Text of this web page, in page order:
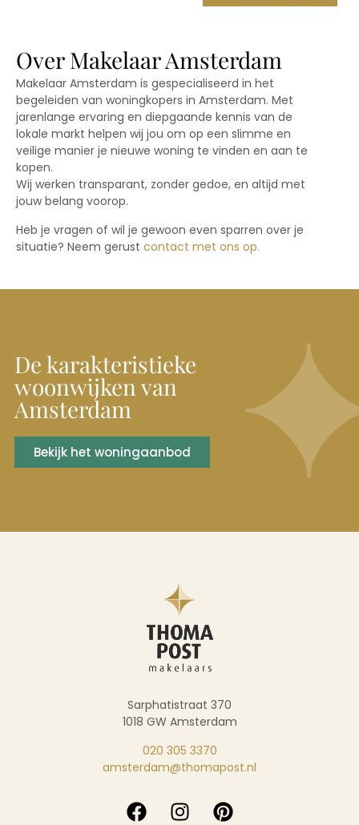
Over Makelaar Amsterdam
Makelaar Amsterdam is gespecialiseerd in het
begeleiden van woningkopers in Amsterdam. Met
jarenlange ervaring en diepgaande kennis van de
lokale markt helpen wij jou om op een slimme en
veilige manier je nieuwe woning te vinden en aan te
kopen.
Wij werken transparant, zonder gedoe, en altijd met
jouw belang voorop.
Heb je vragen of wil je gewoon even sparren over je
situatie? Neem gerust contact met ons op.
De karakteristieke
woonwijken van
Amsterdam
Bekijk het woningaanbod
Sarphatistraat 370
1018 GW Amsterdam
020 305 3370
amsterdam@thomapost.nl